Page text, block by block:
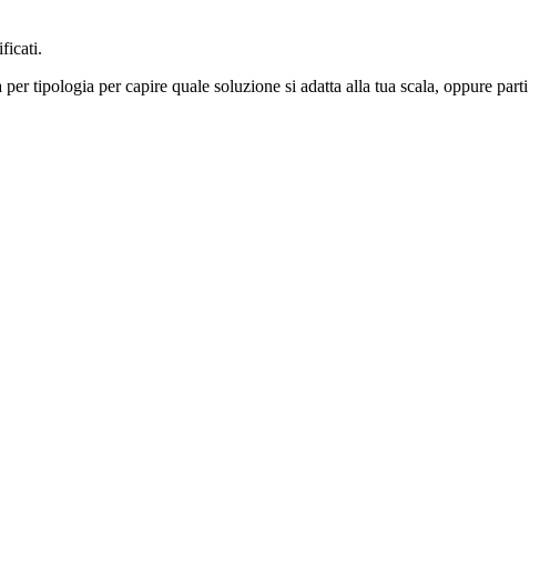
tipologia per capire quale soluzione si adatta alla tua scala, oppure parti